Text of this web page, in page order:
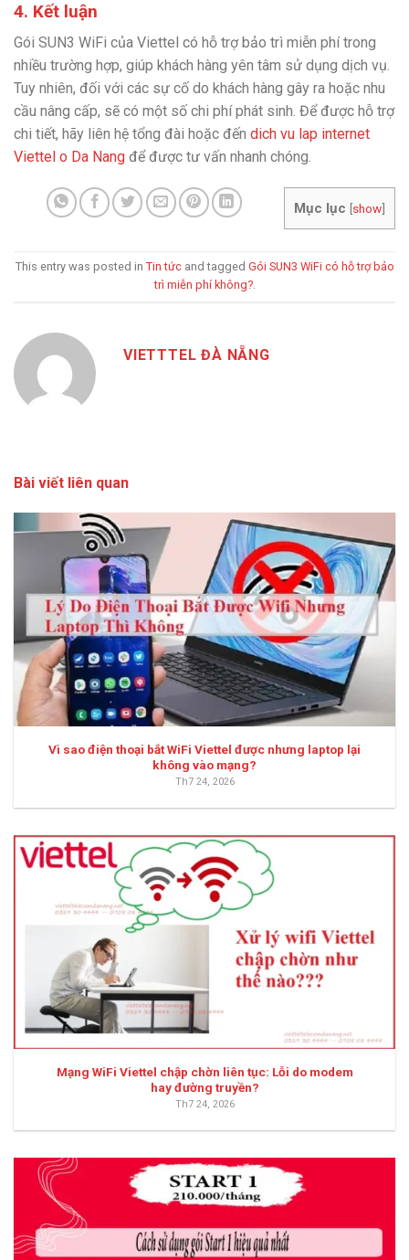
4. Kết luận
Gói SUN3 WiFi của Viettel có hỗ trợ bảo trì miễn phí trong
nhiều trường hợp, giúp khách hàng yên tâm sử dụng dịch vụ.
Tuy nhiên, đối với các sự cố do khách hàng gây ra hoặc nhu
cầu nâng cấp, sẽ có một số chi phí phát sinh. Để được hỗ trợ
chi tiết, hãy liên hệ tổng đài hoặc đến dich vu lap internet
Viettel o Da Nang để được tư vấn nhanh chóng.
Mục lục [show]
This entry was posted in Tin tứcand tagged Gói SUN3 WiFi có hỗ trợ bảo
trì miễn phí không?.
VIETTTEL ĐÀ NẴNG
Bài viết liên quan
Vì sao điện thoại bắt WiFi Viettel được nhưng laptop lại
không vào mạng?
Th7 24, 2026
Mạng WiFi Viettel chập chờn liên tục: Lỗi do modem
hay đường truyền?
Th7 24, 2026